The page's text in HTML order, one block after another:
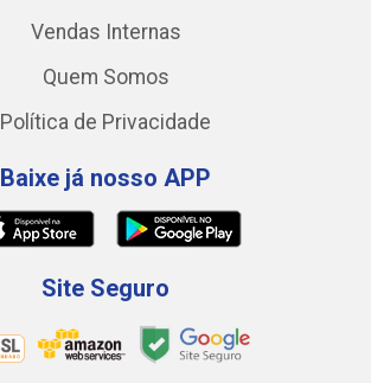
Vendas Internas
Quem Somos
Política de Privacidade
Baixe já nosso APP
Site Seguro